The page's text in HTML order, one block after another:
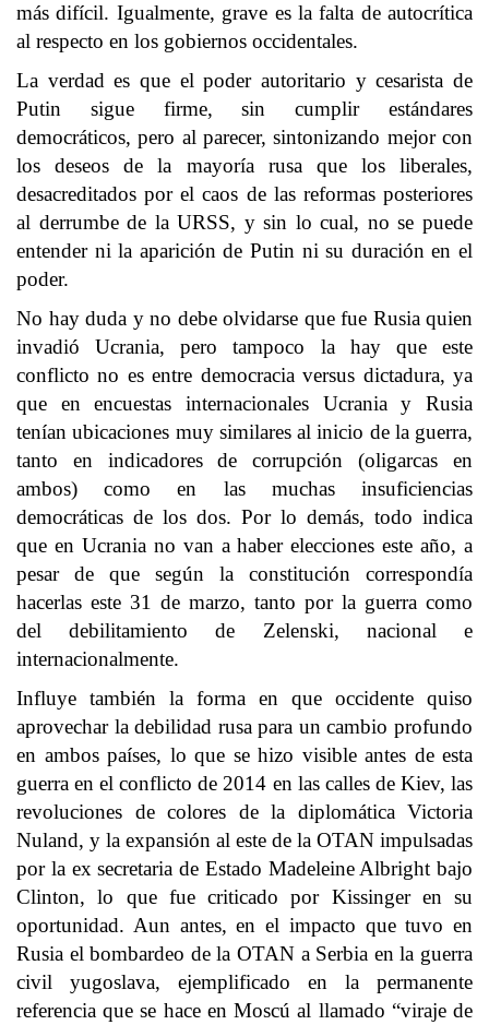
más difícil. Igualmente, grave es la falta de autocrítica
al respecto en los gobiernos occidentales.
La verdad es que el poder autoritario y cesarista de
Putin sigue firme, sin cumplir estándares
democráticos, pero al parecer, sintonizando mejor con
los deseos de la mayoría rusa que los liberales,
desacreditados por el caos de las reformas posteriores
al derrumbe de la URSS, y sin lo cual, no se puede
entender ni la aparición de Putin ni su duración en el
poder.
No hay duda y no debe olvidarse que fue Rusia quien
invadió Ucrania, pero tampoco la hay que este
conflicto no es entre democracia versus dictadura, ya
que en encuestas internacionales Ucrania y Rusia
tenían ubicaciones muy similares al inicio de la guerra,
tanto en indicadores de corrupción (oligarcas en
ambos) como en las muchas insuficiencias
democráticas de los dos. Por lo demás, todo indica
que en Ucrania no van a haber elecciones este año, a
pesar de que según la constitución correspondía
hacerlas este 31 de marzo, tanto por la guerra como
del debilitamiento de Zelenski, nacional e
internacionalmente.
Influye también la forma en que occidente quiso
aprovechar la debilidad rusa para un cambio profundo
en ambos países, lo que se hizo visible antes de esta
guerra en el conflicto de 2014 en las calles de Kiev, las
revoluciones de colores de la diplomática Victoria
Nuland, y la expansión al este de la OTAN impulsadas
por la ex secretaria de Estado Madeleine Albright bajo
Clinton, lo que fue criticado por Kissinger en su
oportunidad. Aun antes, en el impacto que tuvo en
Rusia el bombardeo de la OTAN a Serbia en la guerra
civil yugoslava, ejemplificado en la permanente
referencia que se hace en Moscú al llamado “viraje de